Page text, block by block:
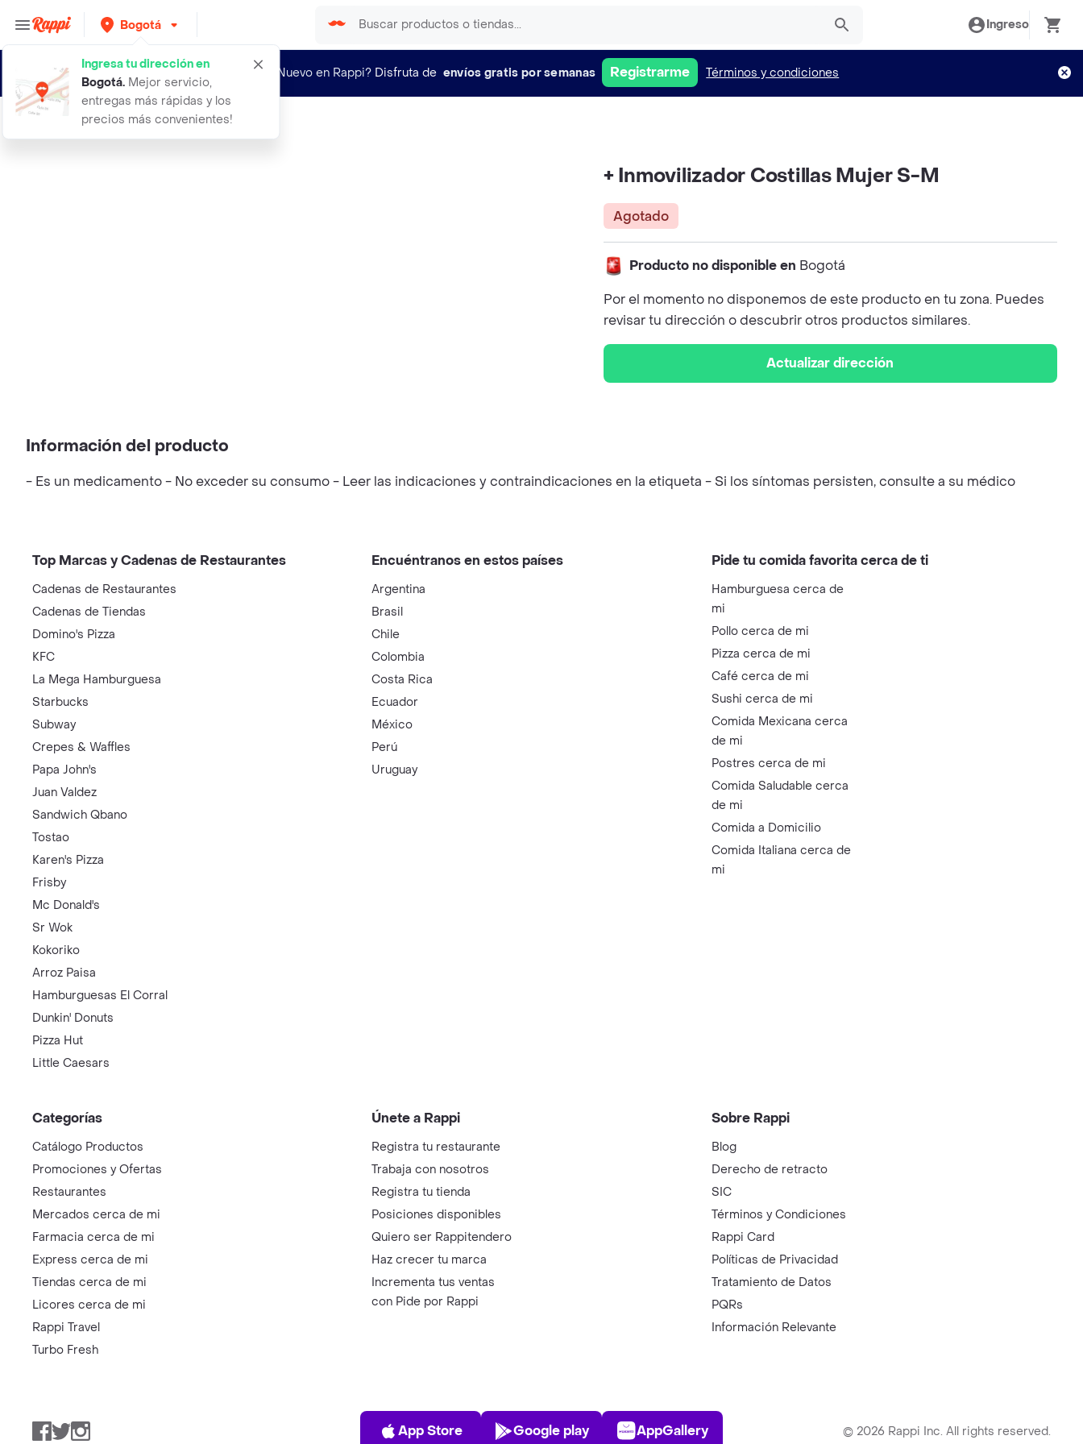
Bogotá
Ingresa tu dirección en
Bogotá. Mejor servicio,
entregas más rápidas y los
precios más convenientes!
Ingreso
¿Nuevo en Rappi? Disfruta de envíos gratis por semanas Registrarme Términos y condiciones
inmovilizador costillas mujer s m
+ Inmovilizador Costillas Mujer S-M
Agotado
Producto no disponible en Bogotá
Por el momento no disponemos de este producto en tu zona. Puedes
revisar tu dirección o descubrir otros productos similares.
Actualizar dirección
Información del producto
- Es un medicamento - No exceder su consumo - Leer las indicaciones y contraindicaciones en la etiqueta - Si los síntomas persisten, consulte a su médico
Top Marcas y Cadenas de Restaurantes
Cadenas de Restaurantes
Cadenas de Tiendas
Domino's Pizza
KFC
La Mega Hamburguesa
Starbucks
Subway
Crepes & Waffles
Papa John's
Juan Valdez
Sandwich Qbano
Tostao
Karen's Pizza
Frisby
Mc Donald's
Sr Wok
Kokoriko
Arroz Paisa
Hamburguesas El Corral
Dunkin' Donuts
Pizza Hut
Little Caesars
Encuéntranos en estos países
Argentina
Brasil
Chile
Colombia
Costa Rica
Ecuador
México
Perú
Uruguay
Pide tu comida favorita cerca de ti
Hamburguesa cerca de
mi
Pollo cerca de mi
Pizza cerca de mi
Café cerca de mi
Sushi cerca de mi
Comida Mexicana cerca
de mi
Postres cerca de mi
Comida Saludable cerca
de mi
Comida a Domicilio
Comida Italiana cerca de
mi
Categorías
Catálogo Productos
Promociones y Ofertas
Restaurantes
Mercados cerca de mi
Farmacia cerca de mi
Express cerca de mi
Tiendas cerca de mi
Licores cerca de mi
Rappi Travel
Turbo Fresh
Únete a Rappi
Registra tu restaurante
Trabaja con nosotros
Registra tu tienda
Posiciones disponibles
Quiero ser Rappitendero
Haz crecer tu marca
Incrementa tus ventas
con Pide por Rappi
Sobre Rappi
Blog
Derecho de retracto
SIC
Términos y Condiciones
Rappi Card
Políticas de Privacidad
Tratamiento de Datos
PQRs
Información Relevante
Facebook
TwitterInstagram
App Store
App Store
Play Store
Google play
AppGallery
AppGallery © 2026 Rappi Inc. All rights reserved.